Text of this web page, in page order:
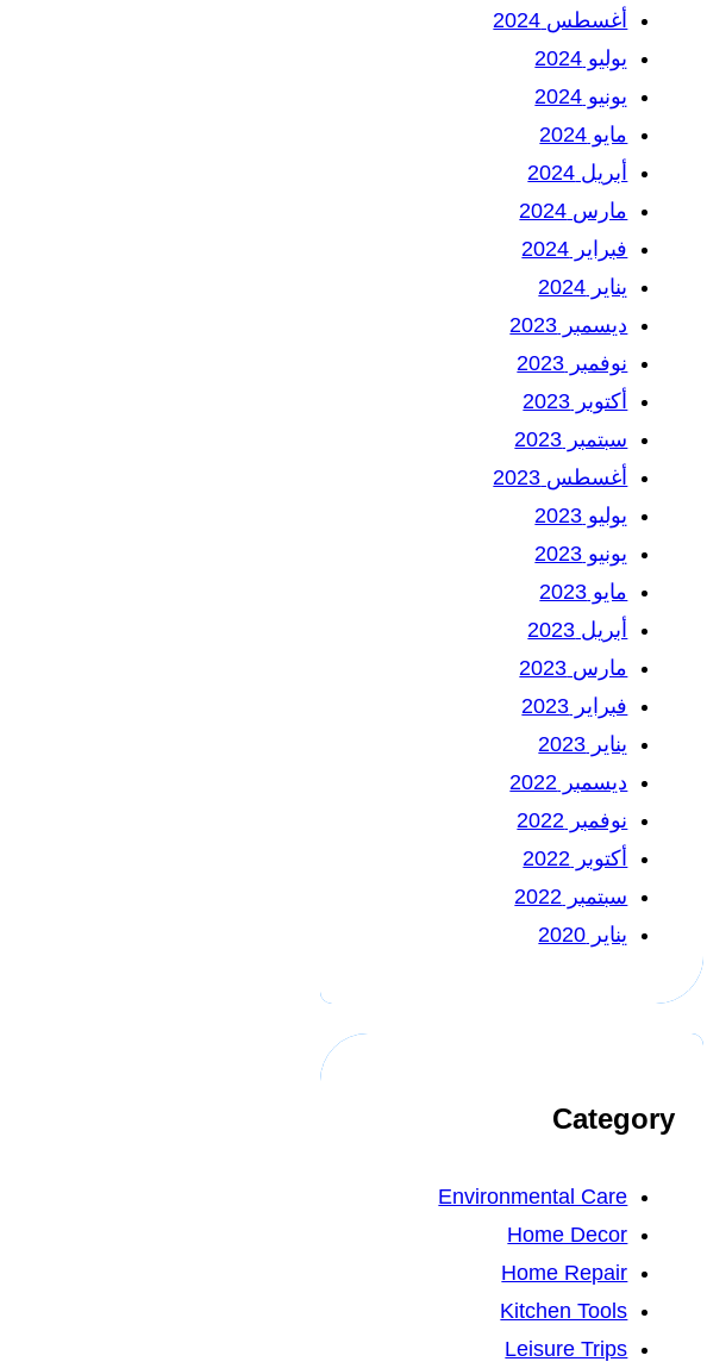
أغسطس 2024
يوليو 2024
يونيو 2024
مايو 2024
أبريل 2024
مارس 2024
فبراير 2024
يناير 2024
ديسمبر 2023
نوفمبر 2023
أكتوبر 2023
سبتمبر 2023
أغسطس 2023
يوليو 2023
يونيو 2023
مايو 2023
أبريل 2023
مارس 2023
فبراير 2023
يناير 2023
ديسمبر 2022
نوفمبر 2022
أكتوبر 2022
سبتمبر 2022
يناير 2020
Category
Environmental Care
Home Decor
Home Repair
Kitchen Tools
Leisure Trips